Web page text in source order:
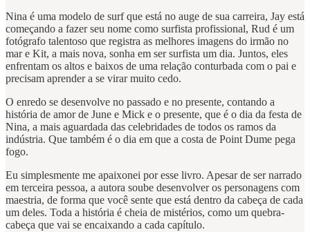
Nina é uma modelo de surf que está no auge de sua carreira, Jay está
começando a fazer seu nome como surfista profissional, Rud é um
fotógrafo talentoso que registra as melhores imagens do irmão no
mar e Kit, a mais nova, sonha em ser surfista um dia. Juntos, eles
enfrentam os altos e baixos de uma relação conturbada com o pai e
precisam aprender a se virar muito cedo.
O enredo se desenvolve no passado e no presente, contando a
história de amor de June e Mick e o presente, que é o dia da festa de
Nina, a mais aguardada das celebridades de todos os ramos da
indústria. Que também é o dia em que a costa de Point Dume pega
fogo.
Eu simplesmente me apaixonei por esse livro. Apesar de ser narrado
em terceira pessoa, a autora soube desenvolver os personagens com
maestria, de forma que você sente que está dentro da cabeça de cada
um deles. Toda a história é cheia de mistérios, como um quebra-
cabeça que vai se encaixando a cada capítulo.